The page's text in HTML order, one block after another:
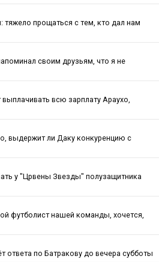
тяжело прощаться с тем, кто дал нам
своим друзьям, что я не
всю зарплату Араухо,
выдержит ли Даку конкуренцию с
у "Црвены Звезды" полузащитника
футболист нашей команды, хочется,
ответа по Батракову до вечера субботы